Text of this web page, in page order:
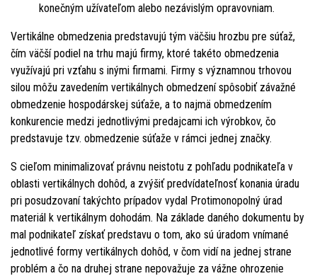
konečným užívateľom alebo nezávislým opravovniam.
Vertikálne obmedzenia predstavujú tým väčšiu hrozbu pre súťaž,
čím väčší podiel na trhu majú firmy, ktoré takéto obmedzenia
využívajú pri vzťahu s inými firmami. Firmy s významnou trhovou
silou môžu zavedením vertikálnych obmedzení spôsobiť závažné
obmedzenie hospodárskej súťaže, a to najmä obmedzením
konkurencie medzi jednotlivými predajcami ich výrobkov, čo
predstavuje tzv. obmedzenie súťaže v rámci jednej značky.
S cieľom minimalizovať právnu neistotu z pohľadu podnikateľa v
oblasti vertikálnych dohôd, a zvýšiť predvídateľnosť konania úradu
pri posudzovaní takýchto prípadov vydal Protimonopolný úrad
materiál k vertikálnym dohodám. Na základe daného dokumentu by
mal podnikateľ získať predstavu o tom, ako sú úradom vnímané
jednotlivé formy vertikálnych dohôd, v čom vidí na jednej strane
problém a čo na druhej strane nepovažuje za vážne ohrozenie